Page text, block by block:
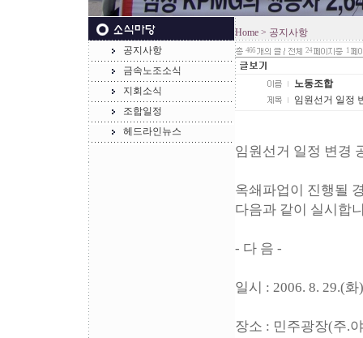
공지사항
금속노조소식
지회소식
조합일정
헤드라인뉴스
Home > 공지사항
466 24 1
노동조합
임원선거 일정
임원선거 일정 변경
옥쇄파업이 진행될
다음과 같이 실시합
- 다 음 -
일시 : 2006. 8. 29.(
장소 : 민주광장(주.